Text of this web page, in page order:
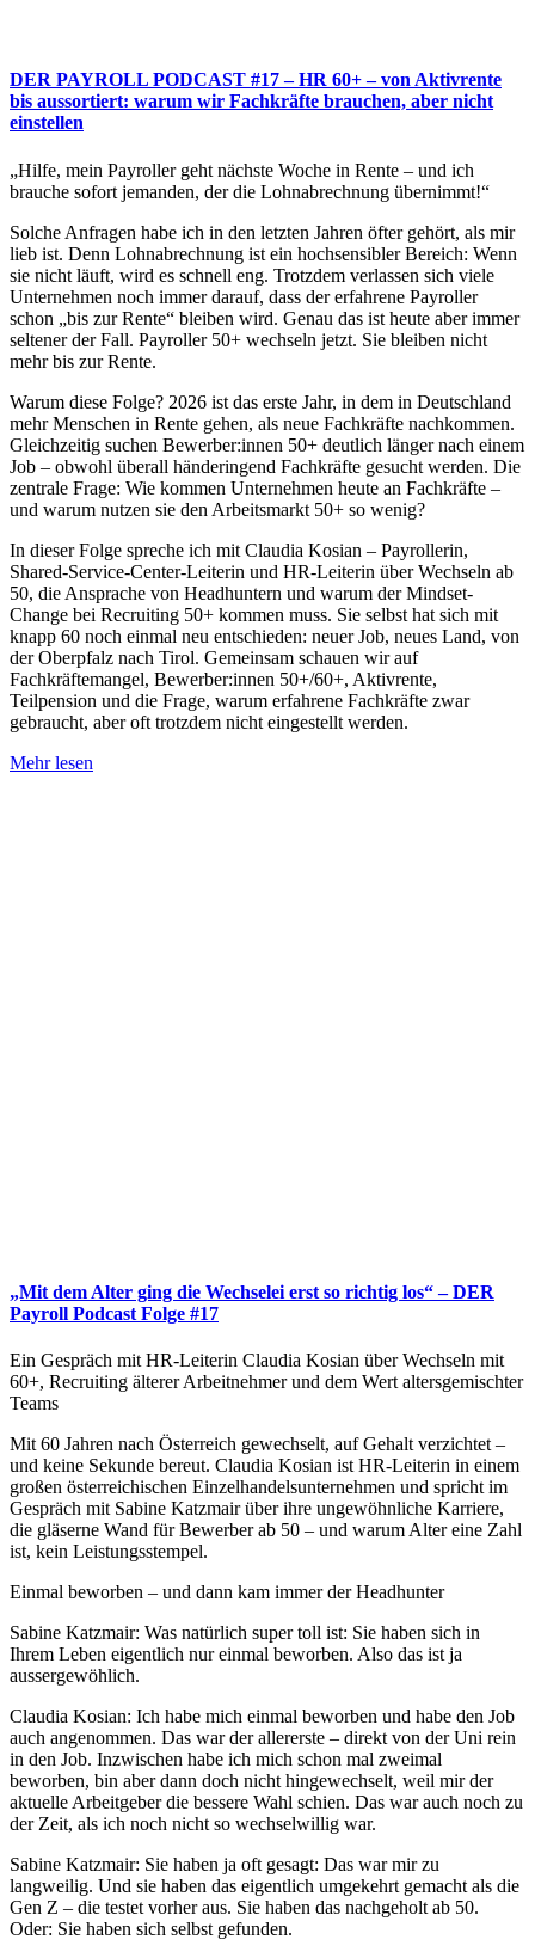
DER PAYROLL PODCAST #17 – HR 60+ – von Aktivrente
bis aussortiert: warum wir Fachkräfte brauchen, aber nicht
einstellen
„Hilfe, mein Payroller geht nächste Woche in Rente – und ich
brauche sofort jemanden, der die Lohnabrechnung übernimmt!“
Solche Anfragen habe ich in den letzten Jahren öfter gehört, als mir
lieb ist. Denn Lohnabrechnung ist ein hochsensibler Bereich: Wenn
sie nicht läuft, wird es schnell eng. Trotzdem verlassen sich viele
Unternehmen noch immer darauf, dass der erfahrene Payroller
schon „bis zur Rente“ bleiben wird. Genau das ist heute aber immer
seltener der Fall. Payroller 50+ wechseln jetzt. Sie bleiben nicht
mehr bis zur Rente.
Warum diese Folge? 2026 ist das erste Jahr, in dem in Deutschland
mehr Menschen in Rente gehen, als neue Fachkräfte nachkommen.
Gleichzeitig suchen Bewerber:innen 50+ deutlich länger nach einem
Job – obwohl überall händeringend Fachkräfte gesucht werden. Die
zentrale Frage: Wie kommen Unternehmen heute an Fachkräfte –
und warum nutzen sie den Arbeitsmarkt 50+ so wenig?
In dieser Folge spreche ich mit Claudia Kosian – Payrollerin,
Shared-Service-Center-Leiterin und HR-Leiterin über Wechseln ab
50, die Ansprache von Headhuntern und warum der Mindset-
Change bei Recruiting 50+ kommen muss. Sie selbst hat sich mit
knapp 60 noch einmal neu entschieden: neuer Job, neues Land, von
der Oberpfalz nach Tirol. Gemeinsam schauen wir auf
Fachkräftemangel, Bewerber:innen 50+/60+, Aktivrente,
Teilpension und die Frage, warum erfahrene Fachkräfte zwar
gebraucht, aber oft trotzdem nicht eingestellt werden.
Mehr lesen
„Mit dem Alter ging die Wechselei erst so richtig los“ – DER
Payroll Podcast Folge #17
Ein Gespräch mit HR-Leiterin Claudia Kosian über Wechseln mit
60+, Recruiting älterer Arbeitnehmer und dem Wert altersgemischter
Teams
Mit 60 Jahren nach Österreich gewechselt, auf Gehalt verzichtet –
und keine Sekunde bereut. Claudia Kosian ist HR-Leiterin in einem
großen österreichischen Einzelhandelsunternehmen und spricht im
Gespräch mit Sabine Katzmair über ihre ungewöhnliche Karriere,
die gläserne Wand für Bewerber ab 50 – und warum Alter eine Zahl
ist, kein Leistungsstempel.
Einmal beworben – und dann kam immer der Headhunter
Sabine Katzmair: Was natürlich super toll ist: Sie haben sich in
Ihrem Leben eigentlich nur einmal beworben. Also das ist ja
aussergewöhlich.
Claudia Kosian: Ich habe mich einmal beworben und habe den Job
auch angenommen. Das war der allererste – direkt von der Uni rein
in den Job. Inzwischen habe ich mich schon mal zweimal
beworben, bin aber dann doch nicht hingewechselt, weil mir der
aktuelle Arbeitgeber die bessere Wahl schien. Das war auch noch zu
der Zeit, als ich noch nicht so wechselwillig war.
Sabine Katzmair: Sie haben ja oft gesagt: Das war mir zu
langweilig. Und sie haben das eigentlich umgekehrt gemacht als die
Gen Z – die testet vorher aus. Sie haben das nachgeholt ab 50.
Oder: Sie haben sich selbst gefunden.